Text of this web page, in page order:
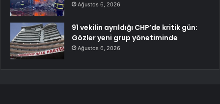
Ağustos 6, 2026
91 vekilin ayrıldığı CHP’de kritik gün:
Gözler yeni grup yönetiminde
Ağustos 6, 2026